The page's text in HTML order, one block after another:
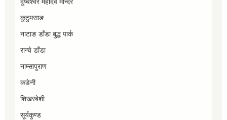
दुप्चेश्वर महादेव मन्दिर
कुटुमसाङ
नाटाङ डाँडा बुद्ध पार्क
रान्चे डाँडा
नाम्सापुराण
कडेनी
शिखरबेशी
सूर्यकुण्ड